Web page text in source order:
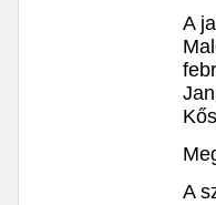
A
A